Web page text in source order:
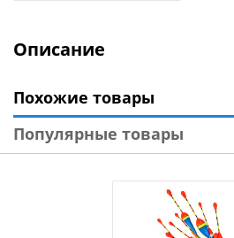
Описание
Похожие товары
Популярные товары